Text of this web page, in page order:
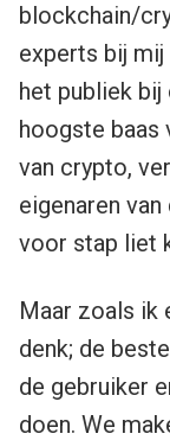
blockchain/
experts bij
het publiek
hoogste baas
van crypto,
eigenaren
voor stap liet
Maar zoals ik
denk; de
de gebruiker
doen. We